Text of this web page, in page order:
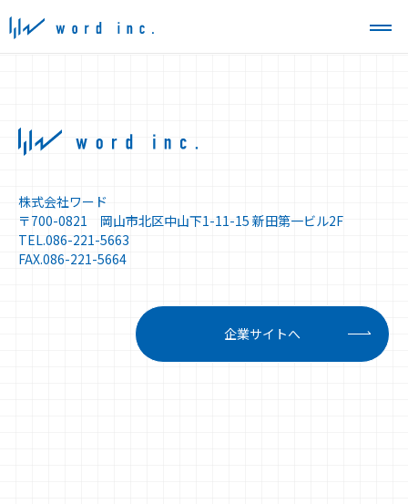
株式会社ワード
〒700-0821 岡山市北区中山下1-11-15 新田第一ビル2F
TEL.086-221-5663
FAX.086-221-5664
企業サイトへ